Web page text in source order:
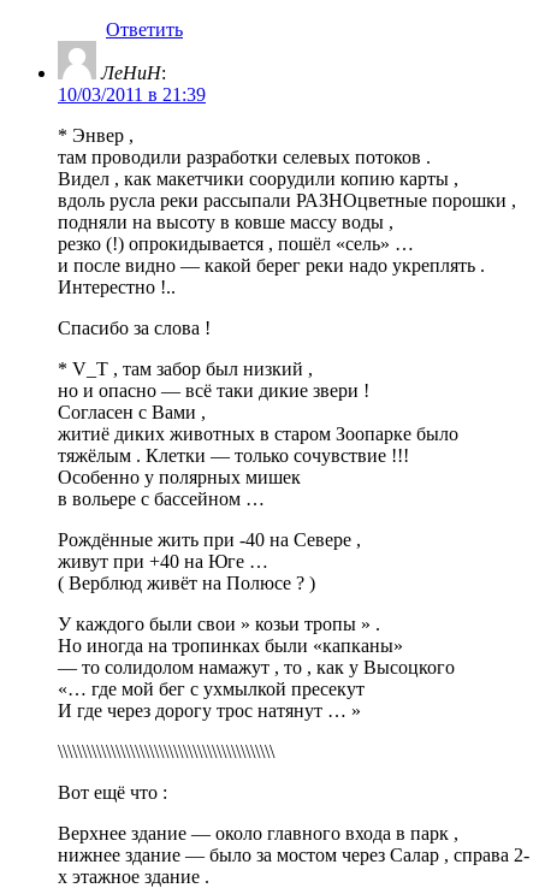
Ответить
ЛеНиН:
10/03/2011 в 21:39
* Энвер ,
там проводили разработки селевых потоков .
Видел , как макетчики соорудили копию карты ,
вдоль русла реки рассыпали РАЗНОцветные порошки ,
подняли на высоту в ковше массу воды ,
резко (!) опрокидывается , пошёл «сель» …
и после видно — какой берег реки надо укреплять .
Интерестно !..
Спасибо за слова !
* V_T , там забор был низкий ,
но и опасно — всё таки дикие звери !
Согласен с Вами ,
житиё диких животных в старом Зоопарке было
тяжёлым . Клетки — только сочувствие !!!
Особенно у полярных мишек
в вольере с бассейном …
Рождённые жить при -40 на Севере ,
живут при +40 на Юге …
( Верблюд живёт на Полюсе ? )
У каждого были свои » козьи тропы » .
Но иногда на тропинках были «капканы»
— то солидолом намажут , то , как у Высоцкого
«… где мой бег с ухмылкой пресекут
И где через дорогу трос натянут … »
\\\\\\\\\\\\\\\\\\\\\\\\\\\\\\\\\\\\\\\\\\\\\
Вот ещё что :
Верхнее здание — около главного входа в парк ,
нижнее здание — было за мостом через Салар , справа 2-
х этажное здание .